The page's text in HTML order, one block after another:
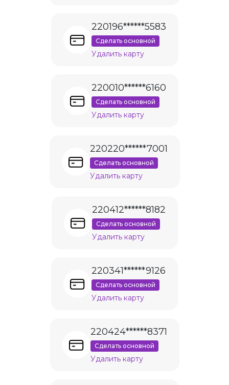
220196******5583
Сделать основной
Удалить карту
220010******6160
Сделать основной
Удалить карту
220220******7001
Сделать основной
Удалить карту
220412******8182
Сделать основной
Удалить карту
220341******9126
Сделать основной
Удалить карту
220424******8371
Сделать основной
Удалить карту